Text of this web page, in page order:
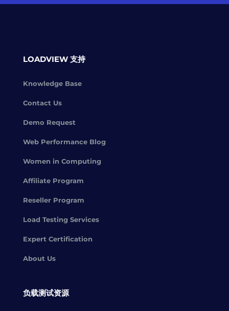
LOADVIEW 支持
Knowledge Base
Contact Us
Demo Request
Web Performance Blog
Women in Computing
Affiliate Program
Reseller Program
Load Testing Services
Expert Certification
About Us
负载测试资源